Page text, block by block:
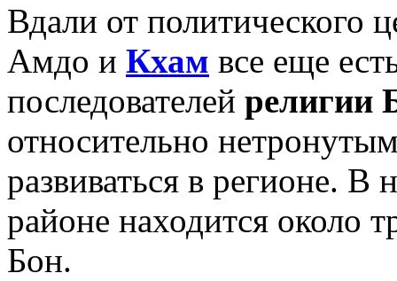
Вдали от политического
Амдо и Кхам все еще
последователей религии
относительно
развиваться в регионе. В
районе находится около
Бон.